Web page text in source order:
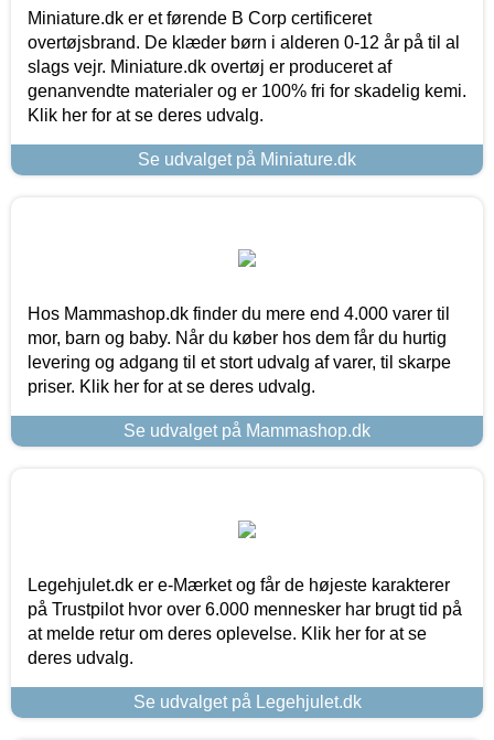
Miniature.dk er et førende B Corp certificeret
overtøjsbrand. De klæder børn i alderen 0-12 år på til al
slags vejr. Miniature.dk overtøj er produceret af
genanvendte materialer og er 100% fri for skadelig kemi.
Klik her for at se deres udvalg.
Se udvalget på Miniature.dk
Hos Mammashop.dk finder du mere end 4.000 varer til
mor, barn og baby. Når du køber hos dem får du hurtig
levering og adgang til et stort udvalg af varer, til skarpe
priser. Klik her for at se deres udvalg.
Se udvalget på Mammashop.dk
Legehjulet.dk er e-Mærket og får de højeste karakterer
på Trustpilot hvor over 6.000 mennesker har brugt tid på
at melde retur om deres oplevelse. Klik her for at se
deres udvalg.
Se udvalget på Legehjulet.dk